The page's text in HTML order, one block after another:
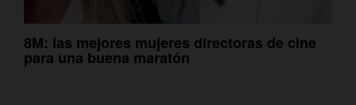
8M: las mejores mujeres directoras de cine
para una buena maratón